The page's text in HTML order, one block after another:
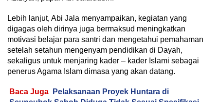
Lebih lanjut, Abi Jala menyampaikan, kegiatan yang
digagas oleh dirinya juga bermaksud meningkatkan
motivasi belajar para santri dan mengetahui pemahaman
setelah setahun mengenyam pendidikan di Dayah,
sekaligus untuk menjaring kader – kader Islami sebagai
penerus Agama Islam dimasa yang akan datang.
Baca Juga
Pelaksanaan Proyek Huntara di